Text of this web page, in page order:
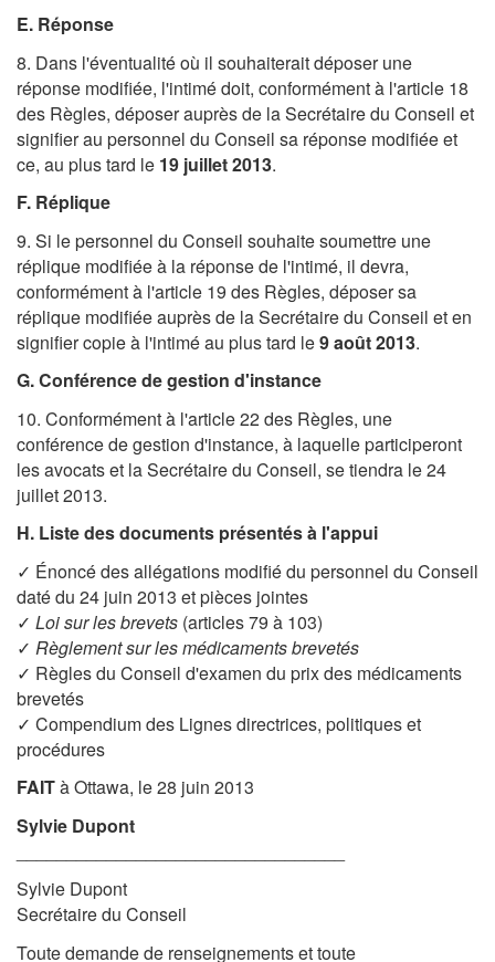
E. Réponse
8. Dans l'éventualité où il souhaiterait déposer une
réponse modifiée, l'intimé doit, conformément à l'article 18
des Règles, déposer auprès de la Secrétaire du Conseil et
signifier au personnel du Conseil sa réponse modifiée et
ce, au plus tard le 19 juillet 2013.
F. Réplique
9. Si le personnel du Conseil souhaite soumettre une
réplique modifiée à la réponse de l'intimé, il devra,
conformément à l'article 19 des Règles, déposer sa
réplique modifiée auprès de la Secrétaire du Conseil et en
signifier copie à l'intimé au plus tard le9 août 2013.
G. Conférence de gestion d'instance
10. Conformément à l'article 22 des Règles, une
conférence de gestion d'instance, à laquelle participeront
les avocats et la Secrétaire du Conseil, se tiendra le 24
juillet 2013.
H. Liste des documents présentés à l'appui
✓ Énoncé des allégations modifié du personnel du Conseil
daté du 24 juin 2013 et pièces jointes
✓ Loi sur les brevets (articles 79 à 103)
✓ Règlement sur les médicaments brevetés
✓ Règles du Conseil d'examen du prix des médicaments
brevetés
✓ Compendium des Lignes directrices, politiques et
procédures
FAITà Ottawa, le 28 juin 2013
Sylvie Dupont
Sylvie Dupont
Secrétaire du Conseil
Toute demande de renseignements et toute